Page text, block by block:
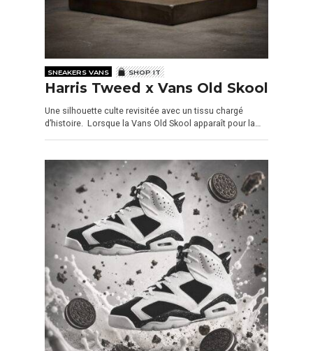
SNEAKERS VANS SHOP IT
Harris Tweed x Vans Old Skool
Une silhouette culte revisitée avec un tissu chargé
d’histoire. Lorsque la Vans Old Skool apparaît pour la…